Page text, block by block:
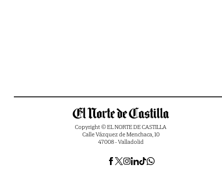
Copyright © EL NORTE DE CASTILLA
Calle Vázquez de Menchaca, 10
47008 - Valladolid